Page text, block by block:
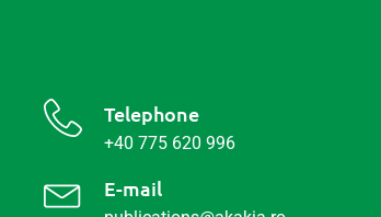
Telephone
+40 775 620 996
E-mail